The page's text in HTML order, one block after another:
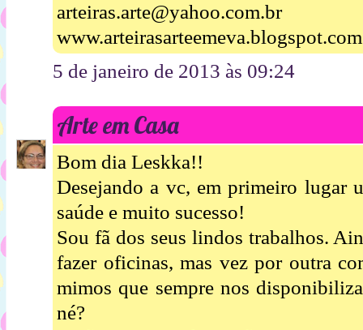
arteiras.arte@yahoo.com.br
www.arteirasarteemeva.blogspot.com
5 de janeiro de 2013 às 09:24
Arte em Casa
Bom dia Leskka!!
Desejando a vc, em primeiro lugar
saúde e muito sucesso!
Sou fã dos seus lindos trabalhos.
fazer oficinas, mas vez por outra
mimos que sempre nos
né?